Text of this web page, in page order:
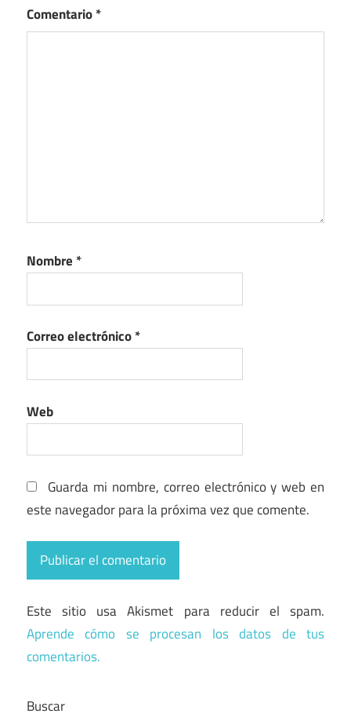
Comentario*
Nombre *
Correo electrónico*
Web
Guarda mi nombre, correo electrónico y web en
este navegador para la próxima vez que comente.
Este sitio usa Akismet para reducir el spam.
Aprende cómo se procesan los datos de tus
comentarios.
Buscar